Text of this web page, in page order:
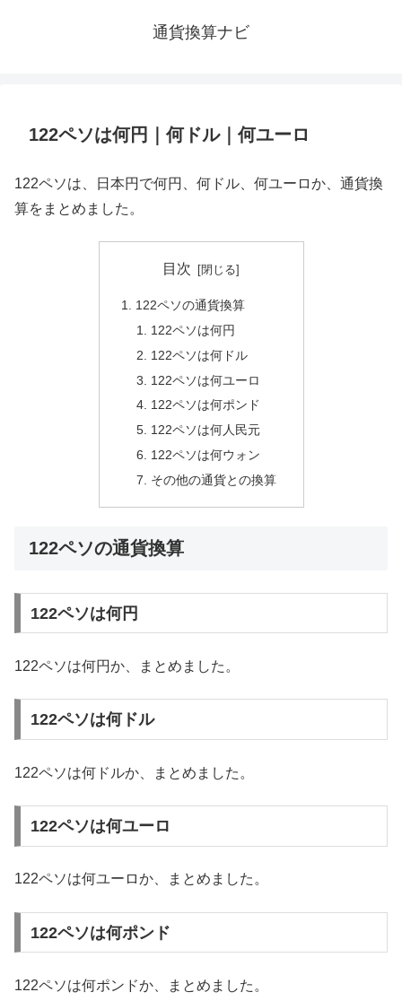
通貨換算ナビ
122ペソは何円｜何ドル｜何ユーロ
122ペソは、日本円で何円、何ドル、何ユーロか、通貨換
算をまとめました。
目次
122ペソの通貨換算
122ペソは何円
122ペソは何ドル
122ペソは何ユーロ
122ペソは何ポンド
122ペソは何人民元
122ペソは何ウォン
その他の通貨との換算
122ペソの通貨換算
122ペソは何円
122ペソは何円か、まとめました。
122ペソは何ドル
122ペソは何ドルか、まとめました。
122ペソは何ユーロ
122ペソは何ユーロか、まとめました。
122ペソは何ポンド
122ペソは何ポンドか、まとめました。